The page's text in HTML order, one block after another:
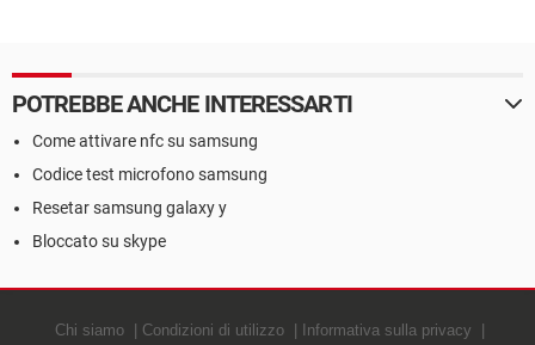
POTREBBE ANCHE INTERESSARTI
Come attivare nfc su samsung
Codice test microfono samsung
Resetar samsung galaxy y
Bloccato su skype
Chi siamo Condizioni di utilizzo Informativa sulla privacy